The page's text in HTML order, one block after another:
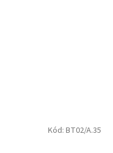
Kód: BT02/A.35